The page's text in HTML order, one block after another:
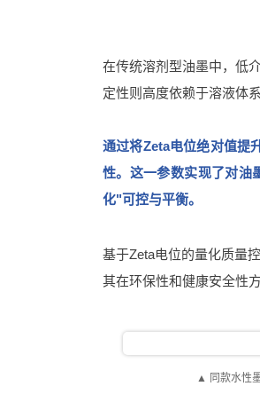
在传统溶剂型油墨中，低
定性则高度依赖于溶液体
通过将Zeta电位绝对值提
性。这一参数实现了对油
化"可控与平衡。
基于Zeta电位的量化质量
其在环保性和健康安全性
▲ 同款水性